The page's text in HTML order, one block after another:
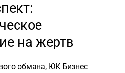
на жертв
обмана, ЮК Бизнес